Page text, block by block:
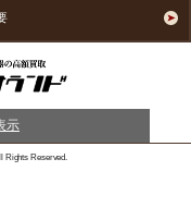
示
Reserved.